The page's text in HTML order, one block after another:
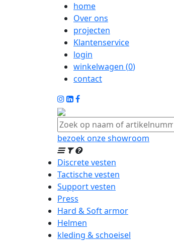
home
Over ons
projecten
Klantenservice
login
winkelwagen (0)
contact
bezoek onze showroom
Discrete vesten
Tactische vesten
Support vesten
Press
Hard & Soft armor
Helmen
kleding & schoeisel